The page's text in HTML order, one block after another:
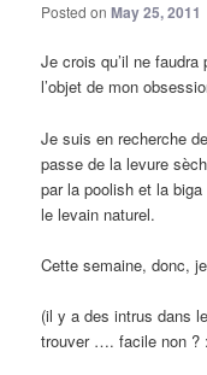
Posted onMay 25, 2011
Je crois qu’il ne
l’objet de mon
Je suis en recherche
passe de la levure
par la poolish et la
le levain naturel.
Cette semaine, donc,
(il y a des intrus dans
trouver …. facile non ?